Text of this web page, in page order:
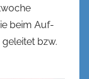
beim Auf-
bzw.